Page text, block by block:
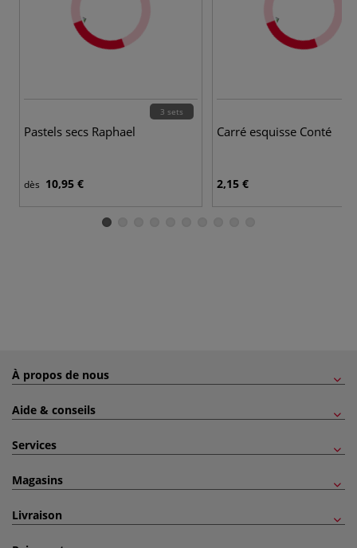
3 sets
Pastels secs Raphael
dès 10,95 €
Carré esquisse Conté
2,15 €
À propos de nous
Aide & conseils
Services
Magasins
Livraison